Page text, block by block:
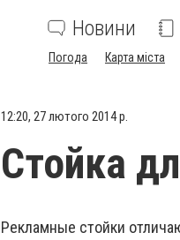
Новини
Погода Карта міста
12:20, 27 лютого 2014 р.
Стойка
Рекламные стойки